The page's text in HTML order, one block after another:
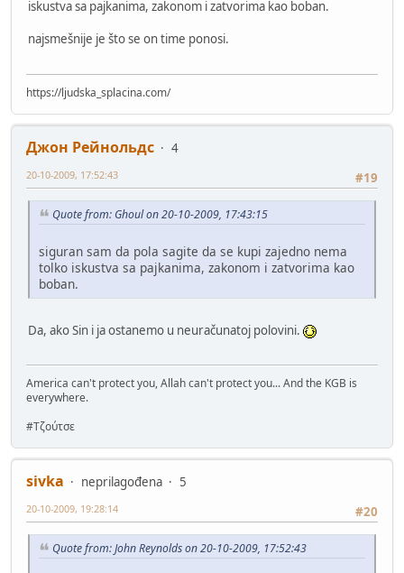
iskustva sa pajkanima, zakonom i zatvorima kao boban.
najsmešnije je što se on time ponosi.
https://ljudska_splacina.com/
Джон Рейнольдс
4
#19
20-10-2009, 17:52:43
Quote from: Ghoul on 20-10-2009, 17:43:15
siguran sam da pola sagite da se kupi zajedno nema
tolko iskustva sa pajkanima, zakonom i zatvorima kao
boban.
Da, ako Sin i ja ostanemo u neuračunatoj polovini.
America can't protect you, Allah can't protect you... And the KGB is
everywhere.
#Τζούτσε
sivka neprilagođena
5
#20
20-10-2009, 19:28:14
Quote from: John Reynolds on 20-10-2009, 17:52:43